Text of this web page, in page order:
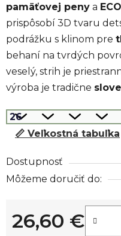
pamäťovej peny a
prispôsobí 3D tvaru
podrážku s klinom pre
behaní na tvrdých
veselý, strih je
výroba je tradične
📏 Veľkostná tabuľka
Dostupnosť
Môžeme doručiť do:
26,60 €